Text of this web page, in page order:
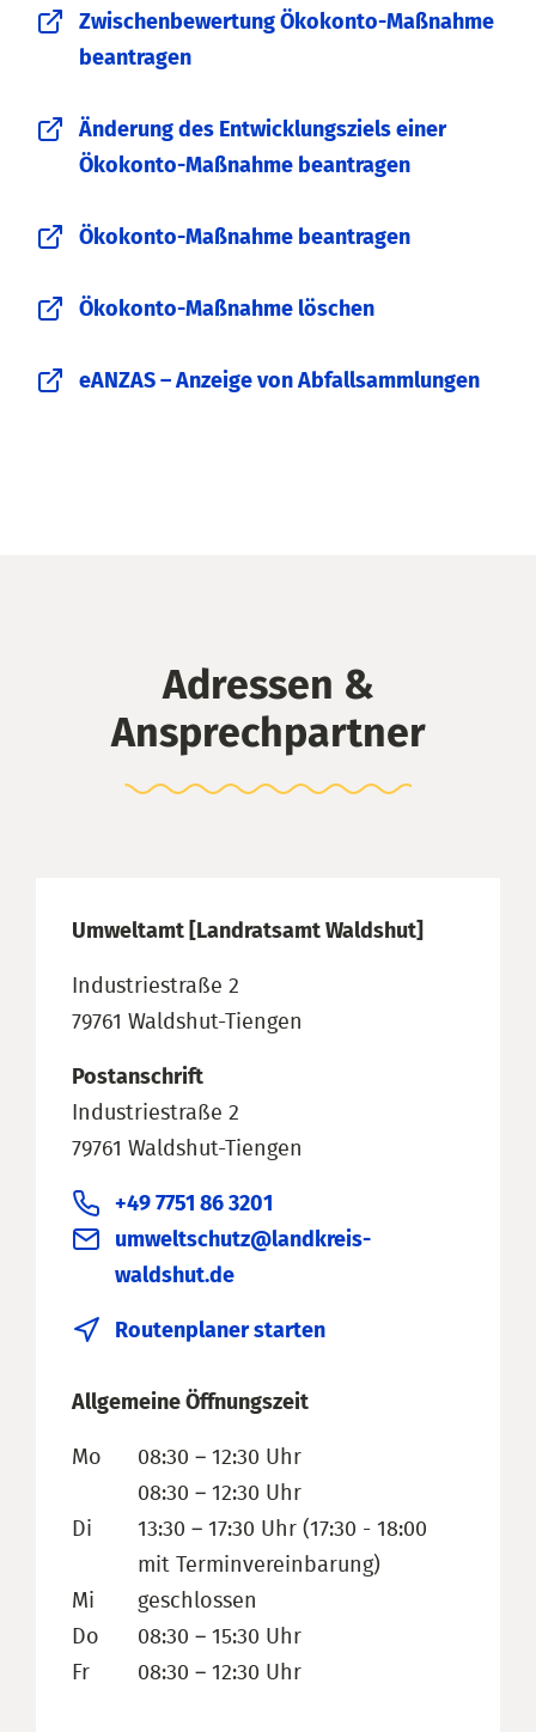
Zwischenbewertung Ökokonto-Maßnahme
beantragen
Änderung des Entwicklungsziels einer
Ökokonto-Maßnahme beantragen
Ökokonto-Maßnahme beantragen
Ökokonto-Maßnahme löschen
eANZAS – Anzeige von Abfallsammlungen
Adressen &
Ansprechpartner
Umweltamt [Landratsamt Waldshut]
Industriestraße 2
79761 Waldshut-Tiengen
Postanschrift
Industriestraße 2
79761 Waldshut-Tiengen
+49 7751 86 3201
umweltschutz@landkreis-
waldshut.de
Routenplaner starten
Allgemeine Öffnungszeit
Mo 08:30 – 12:30 Uhr
Di
08:30 – 12:30 Uhr
13:30 – 17:30 Uhr (17:30 - 18:00
mit Terminvereinbarung)
Mi
geschlossen
Do
08:30 – 15:30 Uhr
Fr
08:30 – 12:30 Uhr